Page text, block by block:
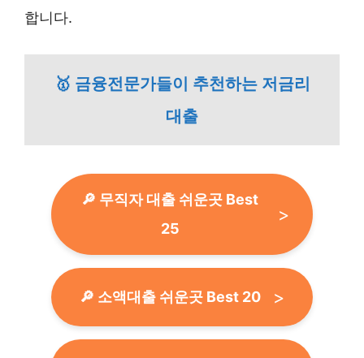
합니다.
🥇 금융전문가들이 추천하는 저금리
대출
🔎 무직자 대출 쉬운곳 Best
25
🔎 소액대출 쉬운곳 Best 20